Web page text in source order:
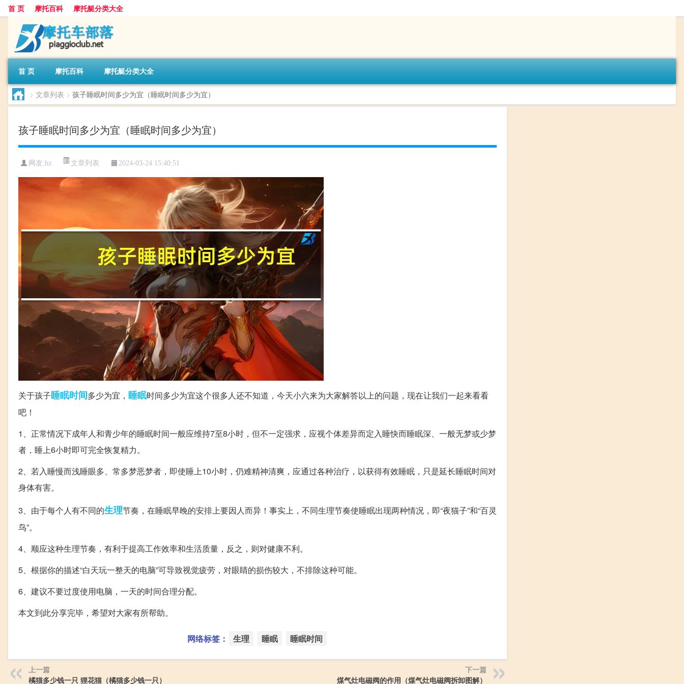
首 页 摩托百科 摩托艇分类大全
首 页 摩托百科 摩托艇分类大全
> 文章列表 > 孩子睡眠时间多少为宜（睡眠时间多少为宜）
孩子睡眠时间多少为宜（睡眠时间多少为宜）
网友:hz 文章列表 2024-03-24 15:40:51
关于孩子睡眠时间多少为宜， 睡眠时间多少为宜这个很多人还不知道，今天小六来为大家解答以上的问题，现在让我们一起来看看
吧！
1、正常情况下成年人和青少年的睡眠时间一般应维持7至8小时，但不一定强求，应视个体差异而定入睡快而睡眠深、一般无梦或少梦
者，睡上6小时即可完全恢复精力。
2、若入睡慢而浅睡眼多、常多梦恶梦者，即使睡上10小时，仍难精神清爽，应通过各种治疗，以获得有效睡眠，只是延长睡眠时间对
身体有害。
3、由于每个人有不同的生理节奏，在睡眠早晚的安排上要因人而异！事实上，不同生理节奏使睡眠出现两种情况，即“夜猫子”和“百灵
鸟”。
4、顺应这种生理节奏，有利于提高工作效率和生活质量，反之，则对健康不利。
5、根据你的描述“白天玩一整天的电脑”可导致视觉疲劳，对眼睛的损伤较大，不排除这种可能。
6、建议不要过度使用电脑，一天的时间合理分配。
本文到此分享完毕，希望对大家有所帮助。
网络标签： 生理 睡眠 睡眠时间
上一篇
橘猫多少钱一只 狸花猫（橘猫多少钱一只）
下一篇
煤气灶电磁阀的作用（煤气灶电磁阀拆卸图解）